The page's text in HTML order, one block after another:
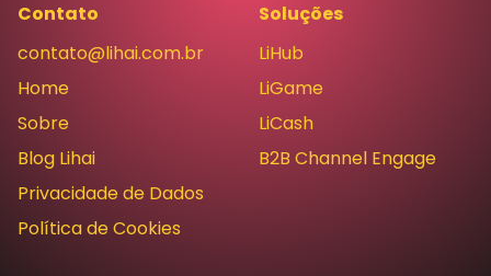
Contato
contato@lihai.com.br
Home
Sobre
Blog Lihai
Privacidade de Dados
Política de Cookies
Soluções
LiHub
LiGame
LiCash
B2B Channel Engage